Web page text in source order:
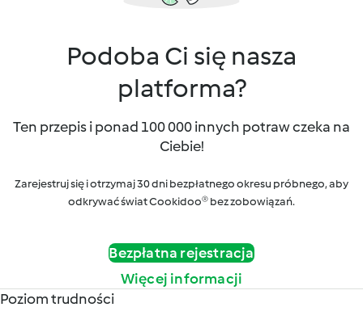
Podoba Ci się nasza
platforma?
Ten przepis i ponad 100 000 innych potraw czeka na
Ciebie!
Zarejestruj się i otrzymaj 30 dni bezpłatnego okresu próbnego, aby
odkrywać świat Cookidoo® bez zobowiązań.
Bezpłatna rejestracja
Więcej informacji
Poziom trudności